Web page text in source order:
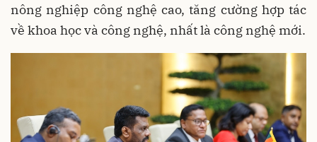
nông nghiệp công nghệ cao, tăng cường hợp tác
về khoa học và công nghệ, nhất là công nghệ mới.